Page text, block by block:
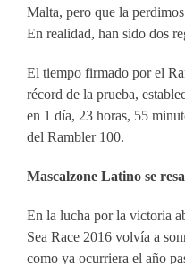
Malta, pero que la
En realidad, han sido dos
El tiempo firmado por el
récord de la prueba,
en 1 día, 23 horas, 55
del Rambler 100.
Mascalzone Latino se
En la lucha por la victoria
Sea Race 2016 volvía a
como ya ocurriera el año